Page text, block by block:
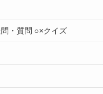
・質問 ○×クイズ